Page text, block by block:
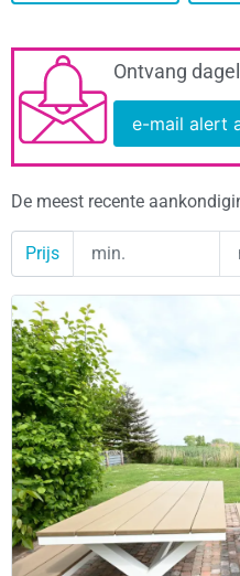
Ontvang
e-mail alert
De meest recente
Prijs